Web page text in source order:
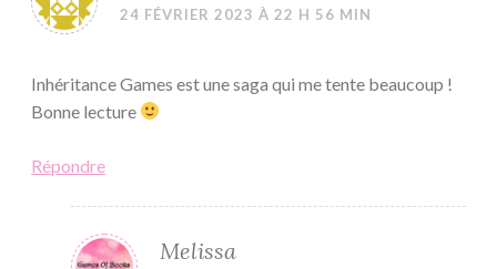
24 FÉVRIER 2023 À 22 H 56 MIN
Inhéritance Games est une saga qui me tente beaucoup !
Bonne lecture
Répondre
Melissa